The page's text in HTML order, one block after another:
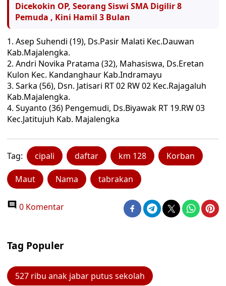
Dicekokin OP, Seorang Siswi SMA Digilir 8
Pemuda , Kini Hamil 3 Bulan
1. Asep Suhendi (19), Ds.Pasir Malati Kec.Dauwan
Kab.Majalengka.
2. Andri Novika Pratama (32), Mahasiswa, Ds.Eretan
Kulon Kec. Kandanghaur Kab.Indramayu
3. Sarka (56), Dsn. Jatisari RT 02 RW 02 Kec.Rajagaluh
Kab.Majalengka.
4. Suyanto (36) Pengemudi, Ds.Biyawak RT 19.RW 03
Kec.Jatitujuh Kab. Majalengka
Tag: cipali daftar km 128 Korban
Maut Nama tabrakan
0 Komentar
Tag Populer
527 ribu anak jabar putus sekolah